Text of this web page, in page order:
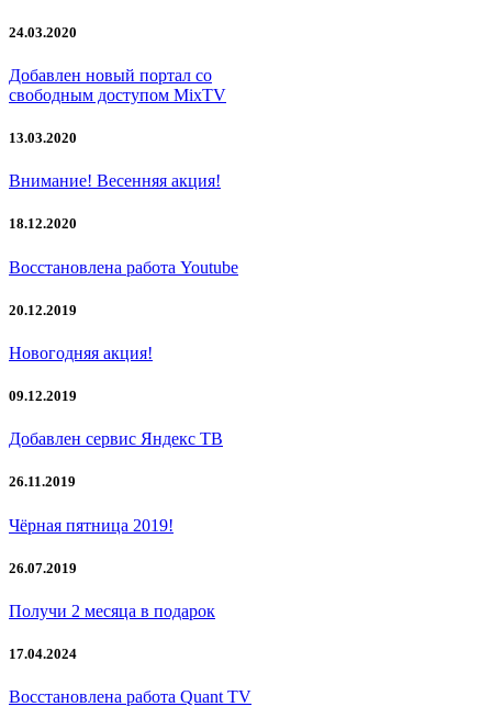
24.03.2020
Добавлен новый портал со
свободным доступом MixTV
13.03.2020
Внимание! Весенняя акция!
18.12.2020
Восстановлена работа Youtube
20.12.2019
Новогодняя акция!
09.12.2019
Добавлен сервис Яндекс ТВ
26.11.2019
Чёрная пятница 2019!
26.07.2019
Получи 2 месяца в подарок
17.04.2024
Восстановлена работа Quant TV